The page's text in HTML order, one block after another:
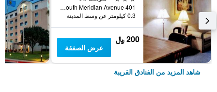
401 South Meridian Avenue, أوكلاهوما سيتى, OK, الولايات المتحدة الأميريكية
0.3 كيلومتر عن وسط المدينة
200 ﷼
عرض الصفقة
شاهد المزيد من الفنادق القريبة